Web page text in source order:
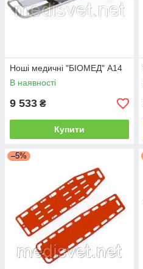
Ноші медичні "БІОМЕД" А14
В наявності
9 533 ₴
Купити
–5%